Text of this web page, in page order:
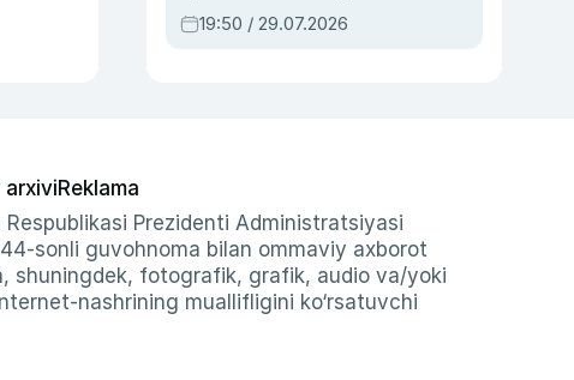
qahramon — Ukraina
armiyasi bosh
19:50 / 29.07.2026
arxiviReklama
Prezidenti Administratsiyasi
sonli guvohnoma bilan ommaviy axborot
shuningdek, fotografik, grafik, audio va/yoki
nashrining muallifligini ko‘rsatuvchi